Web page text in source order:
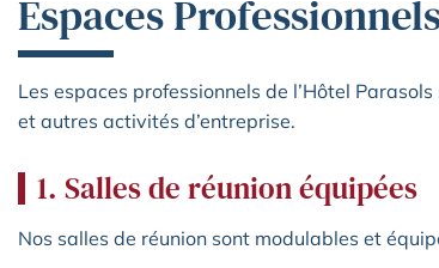
Espaces
Les espaces professionnels de l’Hôtel
et autres activités d’entreprise.
1. Salles de réunion équipées
Nos salles de réunion sont modulables et